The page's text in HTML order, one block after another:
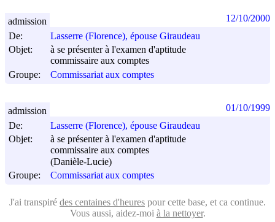
De:
Lasserre (Florence), épouse Giraudeau
Objet:
à se présenter à l'examen d'aptitude
commissaire aux comptes
Groupe:
Commissariat aux comptes
admission 12/10/2000
De:
Lasserre (Florence), épouse Giraudeau
Objet:
à se présenter à l'examen d'aptitude
commissaire aux comptes
(Danièle-Lucie)
Groupe:
Commissariat aux comptes
admission 01/10/1999
J'ai transpiré des centaines d'heures pour cette base, et ca continue.
Vous aussi, aidez-moi à la nettoyer.